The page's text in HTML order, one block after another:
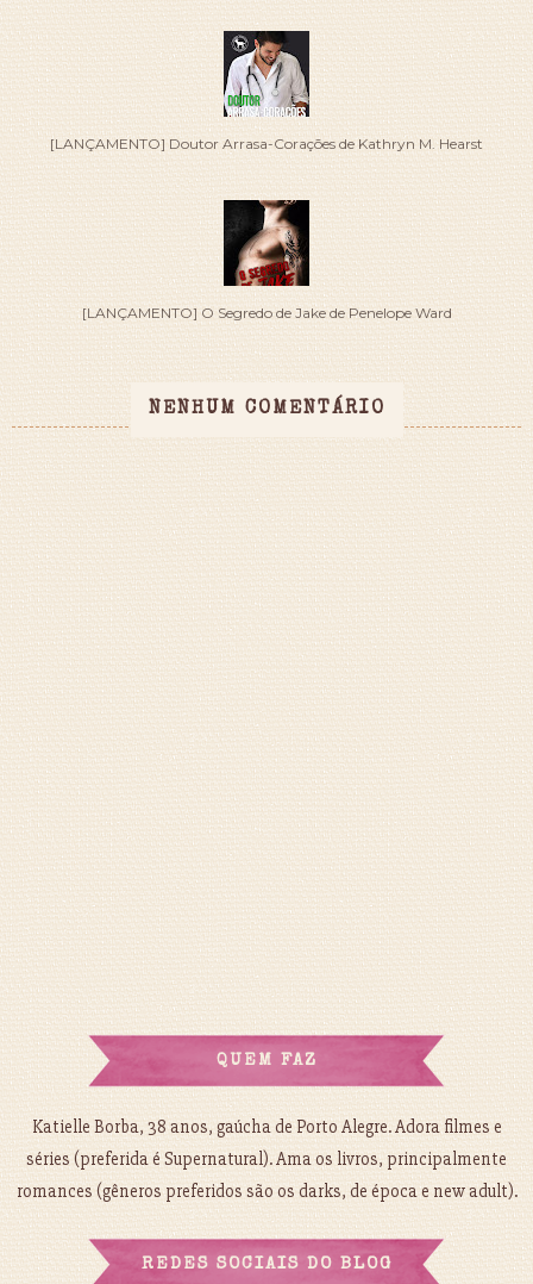
[LANÇAMENTO] Doutor Arrasa-Corações de Kathryn M. Hearst
[LANÇAMENTO] O Segredo de Jake de Penelope Ward
NENHUM COMENTÁRIO
QUEM FAZ
Katielle Borba, 38 anos, gaúcha de Porto Alegre. Adora filmes e
séries (preferida é Supernatural). Ama os livros, principalmente
romances (gêneros preferidos são os darks, de época e new adult).
REDES SOCIAIS DO BLOG